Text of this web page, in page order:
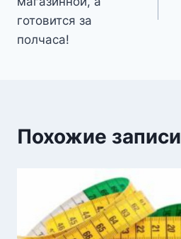
готовится за
полчаса!
Похожие записи